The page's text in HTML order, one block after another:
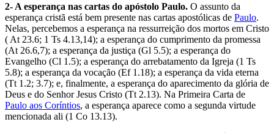
2- A esperança nas cartas do apóstolo Paulo. O assunto da
esperança cristã está bem presente nas cartas apostólicas de Paulo.
Nelas, percebemos a esperança na ressurreição dos mortos em Cristo
( At 23.6; 1 Ts 4.13,14); a esperança do cumprimento da promessa
(At 26.6,7); a esperança da justiça (Gl 5.5); a esperança do
Evangelho (Cl 1.5); a esperança do arrebatamento da Igreja (1 Ts
5.8); a esperança da vocação (Ef 1.18); a esperança da vida eterna
(Tt 1.2; 3.7); e, finalmente, a esperança do aparecimento da glória de
Deus e do Senhor Jesus Cristo (Tt 2.13). Na Primeira Carta de
Paulo aos Coríntios, a esperança aparece como a segunda virtude
mencionada ali (1 Co 13.13).